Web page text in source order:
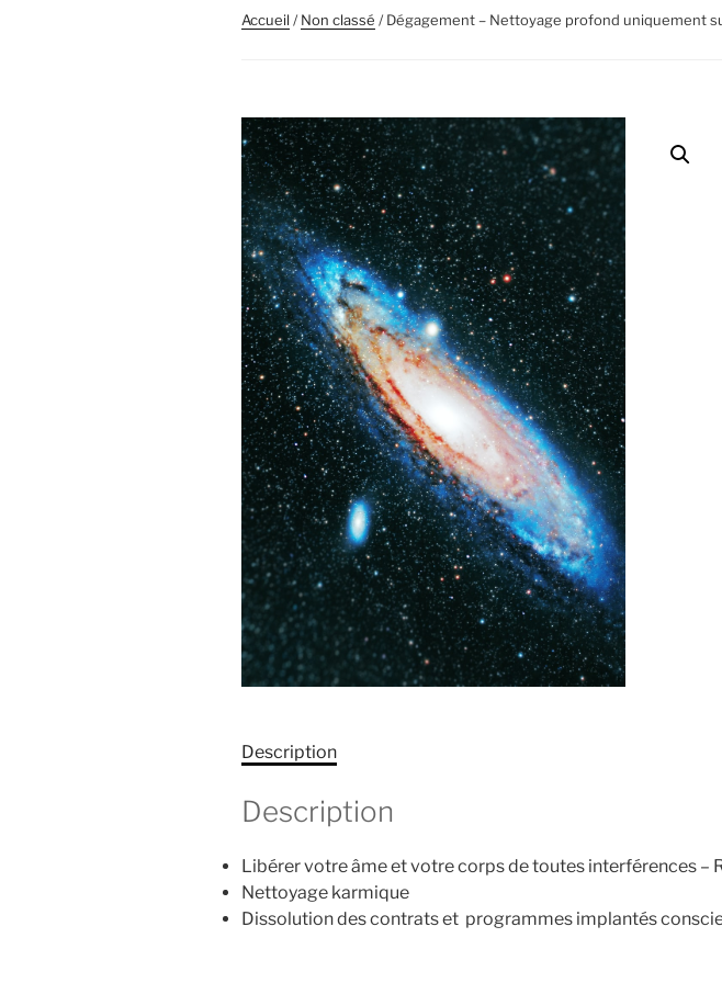
Accueil/Non classé / Dégagement – Nettoyage profond uniquement
Description
Description
Libérer votre âme et votre corps de toutes interférences –
Nettoyage karmique
Dissolution des contrats et programmes implantés